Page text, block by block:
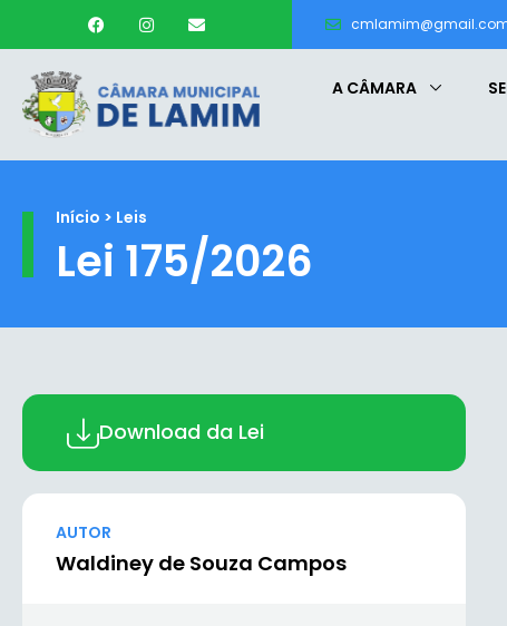
A CÂMARA
Início > Leis
Lei 175/2026
Download da Lei
AUTOR
Waldiney de Souza Campos